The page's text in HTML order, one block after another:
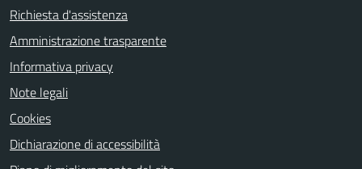
Richiesta d'assistenza
Amministrazione trasparente
Informativa privacy
Note legali
Cookies
Dichiarazione di accessibilità